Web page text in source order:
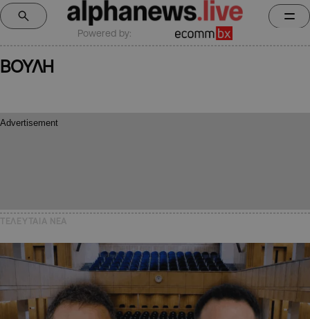
Powered by:
ΒΟΥΛΗ